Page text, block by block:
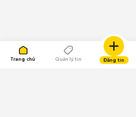
Trang chủ Quản lý tin Đăng tin